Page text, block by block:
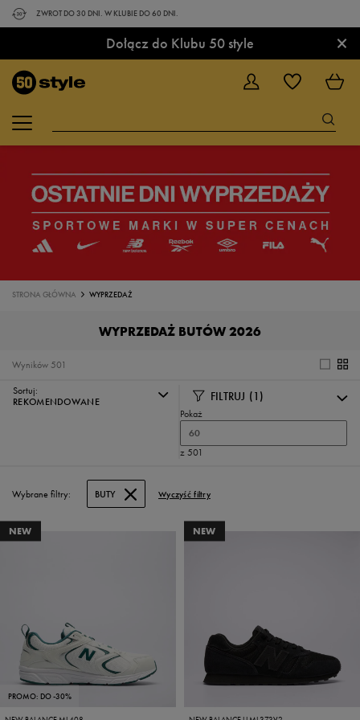
ZWROT DO 30 DNI. W KLUBIE DO 60 DNI.
Dołącz do Klubu 50 style ×
STRONA GŁÓWNA WYPRZEDAŻ
WYPRZEDAŻ BUTÓW 2026
501
Wyników
Sortuj:
REKOMENDOWANE
FILTRUJ (1)
Pokaż
60
z 501
Wybrane filtry: BUTY Wyczyść filtry
NEW
PROMO: DO -30%
NEW